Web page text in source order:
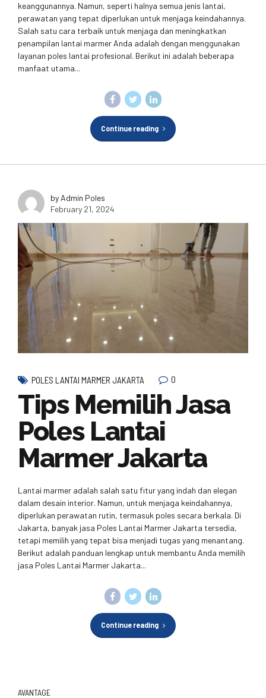
keanggunannya. Namun, seperti halnya semua jenis lantai,
perawatan yang tepat diperlukan untuk menjaga keindahannya.
Salah satu cara terbaik untuk menjaga dan meningkatkan
penampilan lantai marmer Anda adalah dengan menggunakan
layanan poles lantai profesional. Berikut ini adalah beberapa
manfaat utama...
Continue reading
by Admin Poles
February 21, 2024
POLES LANTAI MARMER JAKARTA 0
Tips Memilih Jasa
Poles Lantai
Marmer Jakarta
Lantai marmer adalah salah satu fitur yang indah dan elegan
dalam desain interior. Namun, untuk menjaga keindahannya,
diperlukan perawatan rutin, termasuk poles secara berkala. Di
Jakarta, banyak jasa Poles Lantai Marmer Jakarta tersedia,
tetapi memilih yang tepat bisa menjadi tugas yang menantang.
Berikut adalah panduan lengkap untuk membantu Anda memilih
jasa Poles Lantai Marmer Jakarta...
Continue reading
AVANTAGE